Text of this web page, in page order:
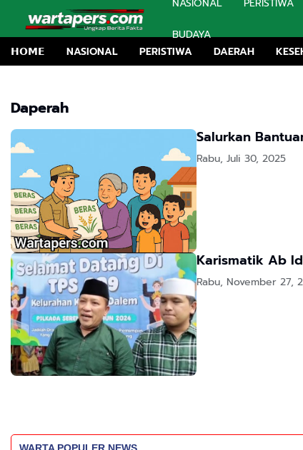
BUDAYA
𝗛𝗢𝗠𝗘
NASIONAL PERISTIWA DAERAH
Daperah
Salurkan
Rabu, Juli 30, 2025
Rabu, November 27,